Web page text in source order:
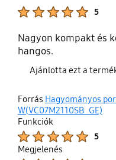
5
Nagyon kompakt és
hangos.
Ajánlotta ezt a
Forrás Hagyományos
W(VC07M2110SB_GE)
Funkciók
5
Megjelenés